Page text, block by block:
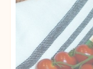
allongées
250g
France